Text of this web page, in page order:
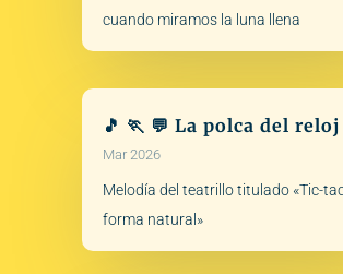
cuando miramos la luna llena
🎵 🏃 💬 La polca del reloj
Mar 2026
Melodía del teatrillo titulado «Tic-
forma natural»